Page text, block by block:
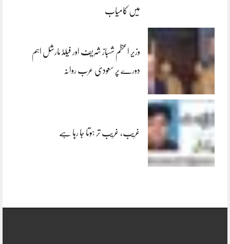
میں کامیاب
وزیر اعظم شہباز شریف اور فیلڈ مارشل اہم
دورے پر سعودی عرب روانہ
غریب، غریب تر ہوتا جا رہا ہے